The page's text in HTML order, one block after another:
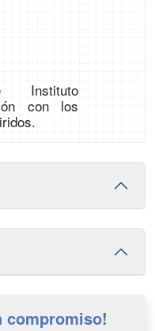
Instituto
con los
compromiso!